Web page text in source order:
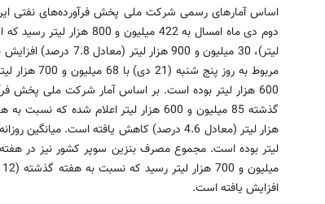
اساس آمارهای رسمی شرکت ملی پخش فرآورده‌های نفتی
لیتر)، 30 میلیون و
600 هزار لیتر بوده است. بر اساس آمار شرکت ملی پخش
افزایش یافته است.